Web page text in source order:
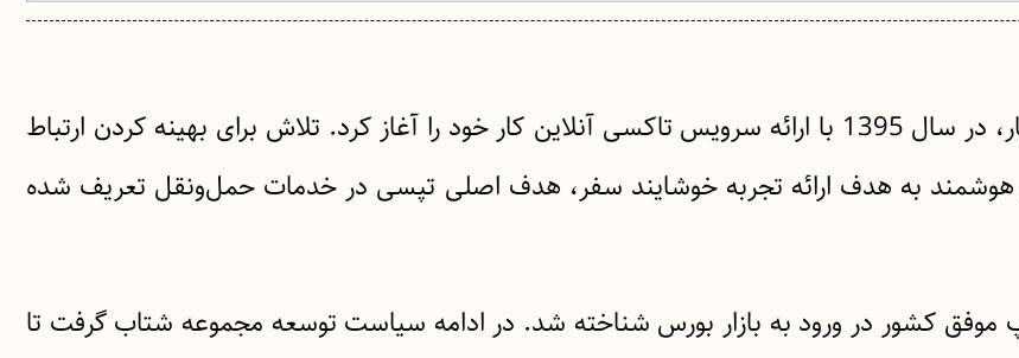
تپسی یک سامانه ارائه خدمات آنلاین است که اولین بار، در سال 1395 با ارائه سرویس تاکسی آنلاین کار خود را آغاز کرد. تلاش برای بهینه کردن ارتباط
هوشمند به هدف ارائه تجربه خوشایند سفر، هدف اصلی تپسی در خدمات حمل‌ونقل تعریف شده
تپسی اولین استارتاپ موفق کشور در ورود به بازار بورس شناخته شد. در ادامه سیاست توسعه مجموعه شتاب گرفت تا